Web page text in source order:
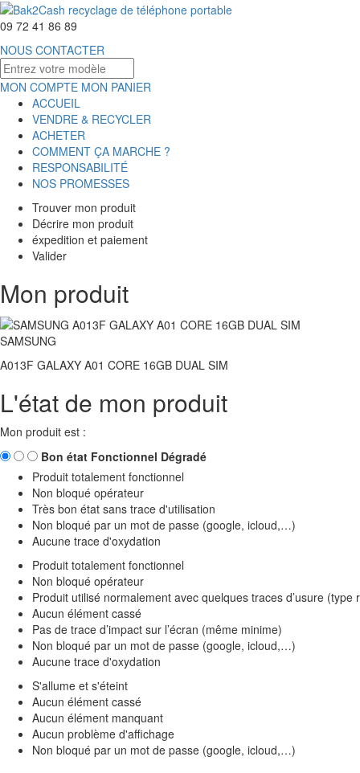
09 72 41 86 89
NOUS CONTACTER
MON COMPTE MON PANIER
ACCUEIL
VENDRE & RECYCLER
ACHETER
COMMENT ÇA MARCHE ?
RESPONSABILITÉ
NOS PROMESSES
Trouver mon produit
Décrire mon produit
éxpedition et paiement
Valider
Mon produit
SAMSUNG
A013F GALAXY A01 CORE 16GB DUAL SIM
L'état de mon produit
Mon produit est :
Bon état Fonctionnel Dégradé
Produit totalement fonctionnel
Non bloqué opérateur
Très bon état sans trace d'utilisation
Non bloqué par un mot de passe (google, icloud,…)
Aucune trace d'oxydation
Produit totalement fonctionnel
Non bloqué opérateur
Produit utilisé normalement avec quelques traces d’usure (type
Aucun élément cassé
Pas de trace d’impact sur l’écran (même minime)
Non bloqué par un mot de passe (google, icloud,…)
Aucune trace d'oxydation
S'allume et s'éteint
Aucun élément cassé
Aucun élément manquant
Aucun problème d'affichage
Non bloqué par un mot de passe (google, icloud,…)